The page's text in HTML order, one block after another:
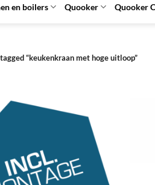
en boilers Quooker Quooker
“keukenkraan met hoge uitloop”